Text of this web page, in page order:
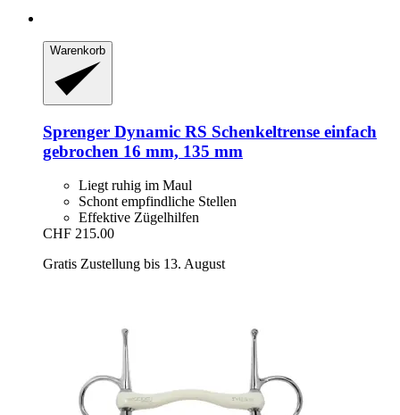
Warenkorb
Sprenger Dynamic RS Schenkeltrense einfach
gebrochen 16 mm, 135 mm
Liegt ruhig im Maul
Schont empfindliche Stellen
Effektive Zügelhilfen
CHF 215.00
Gratis Zustellung bis 13. August